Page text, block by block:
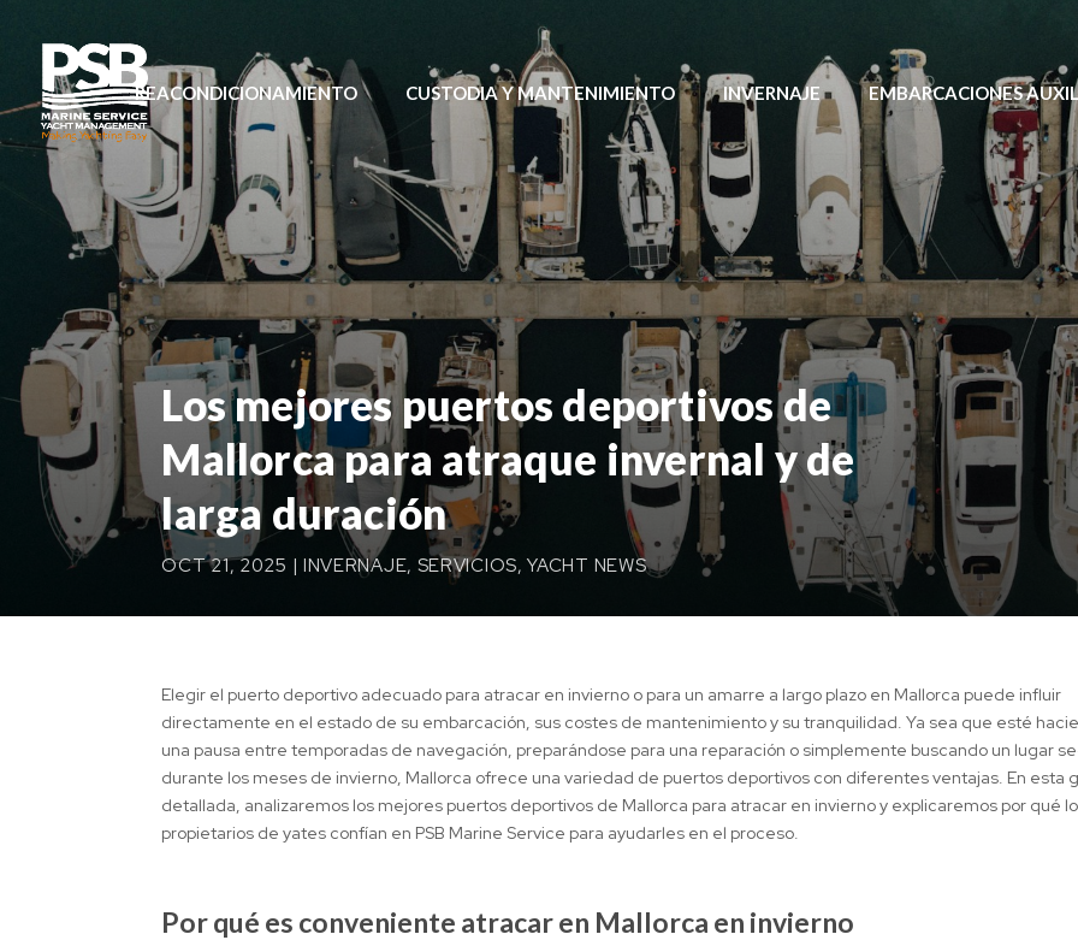
REACONDICIONAMIENTO CUSTODIA Y MANTENIMIENTO INVERNAJE EMBARCACIONES
Los mejores puertos deportivos de
Mallorca para atraque invernal y de
larga duración
OCT 21, 2025 | INVERNAJE, SERVICIOS,YACHT NEWS
Elegir el puerto deportivo adecuado para atracar en invierno o para un amarre a largo plazo en Mallorca puede influir
directamente en el estado de su embarcación, sus costes de mantenimiento y su tranquilidad. Ya sea que esté
una pausa entre temporadas de navegación, preparándose para una reparación o simplemente buscando un lugar
durante los meses de invierno, Mallorca ofrece una variedad de puertos deportivos con diferentes ventajas. En esta
detallada, analizaremos los mejores puertos deportivos de Mallorca para atracar en invierno y explicaremos por qué
propietarios de yates confían en PSB Marine Service para ayudarles en el proceso.
Por qué es conveniente atracar en Mallorca en invierno